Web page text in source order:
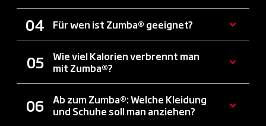
Für wen ist Zumba® geeignet?
Wie viel Kalorien verbrennt man
mit Zumba®?
Ab zum Zumba®: Welche Kleidung
und Schuhe soll man anziehen?